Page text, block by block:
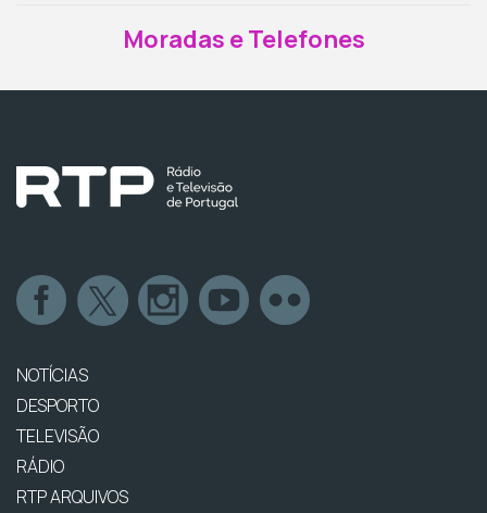
Moradas e Telefones
NOTÍCIAS
DESPORTO
TELEVISÃO
RÁDIO
RTP ARQUIVOS